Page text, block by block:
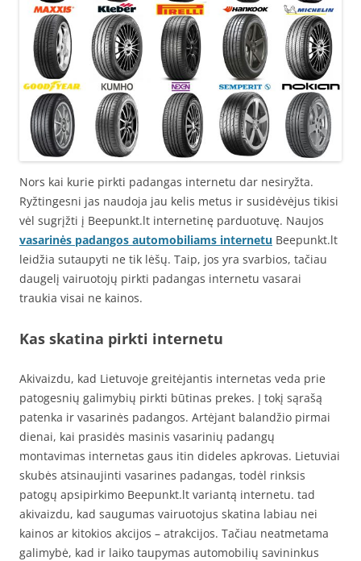
Nors kai kurie pirkti padangas internetu dar nesiryžta.
Ryžtingesni jas naudoja jau kelis metus ir susidėvėjus tikisi
vėl sugrįžti į Beepunkt.lt internetinę parduotuvę. Naujos
vasarinės padangos automobiliams internetu Beepunkt.lt
leidžia sutaupyti ne tik lėšų. Taip, jos yra svarbios, tačiau
daugelį vairuotojų pirkti padangas internetu vasarai
traukia visai ne kainos.
Kas skatina pirkti internetu
Akivaizdu, kad Lietuvoje greitėjantis internetas veda prie
patogesnių galimybių pirkti būtinas prekes. Į tokį sąrašą
patenka ir vasarinės padangos. Artėjant balandžio pirmai
dienai, kai prasidės masinis vasarinių padangų
montavimas internetas gaus itin dideles apkrovas. Lietuviai
skubės atsinaujinti vasarines padangas, todėl rinksis
patogų apsipirkimo Beepunkt.lt variantą internetu. tad
akivaizdu, kad saugumas vairuotojus skatina labiau nei
kainos ar kitokios akcijos – atrakcijos. Tačiau neatmetama
galimybė, kad ir laiko taupymas automobilių savininkus